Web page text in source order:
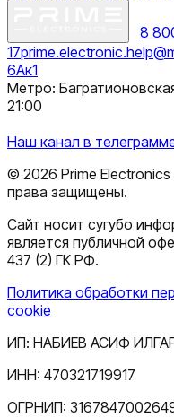
8
17
6Ак1
Метро:
21:00
Наш канал в
© 2026 Prime
права защищены.
Сайт носит сугубо
является публичной
437 (2) ГК РФ.
Политика обработки
cookie
ИП: НАБИЕВ АСИФ
ИНН: 470321719917
ОГРНИП: